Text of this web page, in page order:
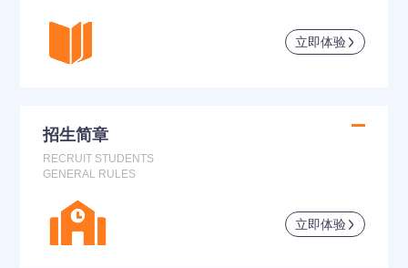
立即体验
招生简章
RECRUIT STUDENTS
GENERAL RULES
立即体验